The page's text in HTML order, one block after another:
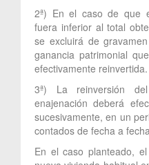
2ª) En el caso de que
fuera inferior al total
se excluirá de
ganancia patrimonial
efectivamente reinvertida.
3ª) La reinversión
enajenación deberá
sucesivamente, en un
contados de fecha a
En el caso planteado,